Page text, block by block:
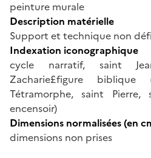
peinture murale
Description matérielle
Support et technique non
Indexation iconographique
cycle narratif, saint
Zacharie£figure
Tétramorphe, saint Pierre,
encensoir)
Dimensions normalisées (en
dimensions non prises